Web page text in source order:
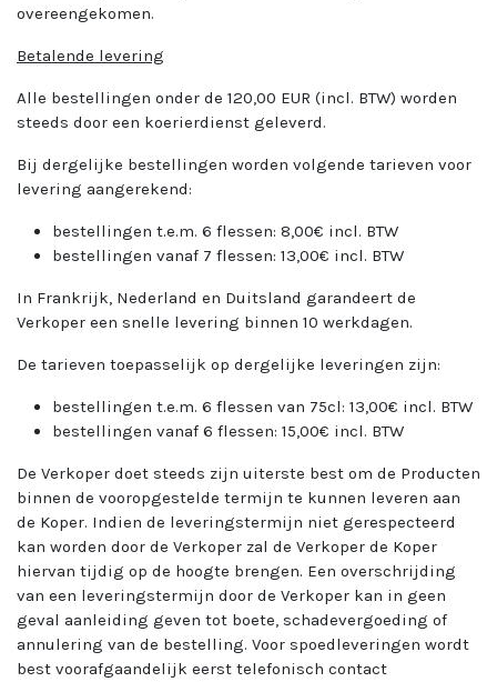
overeengekomen.
Betalende levering
Alle bestellingen onder de 120,00 EUR (incl. BTW) worden
steeds door een koerierdienst geleverd.
Bij dergelijke bestellingen worden volgende tarieven voor
levering aangerekend:
bestellingen t.e.m. 6 flessen: 8,00€ incl. BTW
bestellingen vanaf 7 flessen: 13,00€ incl. BTW
In Frankrijk, Nederland en Duitsland garandeert de
Verkoper een snelle levering binnen 10 werkdagen.
De tarieven toepasselijk op dergelijke leveringen zijn:
bestellingen t.e.m. 6 flessen van 75cl: 13,00€ incl. BTW
bestellingen vanaf 6 flessen: 15,00€ incl. BTW
De Verkoper doet steeds zijn uiterste best om de Producten
binnen de vooropgestelde termijn te kunnen leveren aan
de Koper. Indien de leveringstermijn niet gerespecteerd
kan worden door de Verkoper zal de Verkoper de Koper
hiervan tijdig op de hoogte brengen. Een overschrijding
van een leveringstermijn door de Verkoper kan in geen
geval aanleiding geven tot boete, schadevergoeding of
annulering van de bestelling. Voor spoedleveringen wordt
best voorafgaandelijk eerst telefonisch contact